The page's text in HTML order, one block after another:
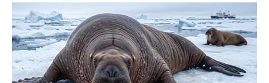
Duša konačno pronalazi ono što je dugo
tražila
Pred vama su trenuci puni topline i sreće.